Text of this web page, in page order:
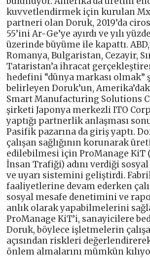
kuvvetlendirmek için kurulan
partneri olan Doruk, 2019’da
55’ini Ar-Ge’ye ayırdı ve yılı
üzerinde büyüme ile kapattı.
Romanya, Bulgaristan, Cezayir,
Tataristan’a ihracat
hedefini “dünya markası olmak”
belirleyen Doruk’un,
Smart Manufacturing Solutions
şirketi Japonya merkezli ITO
yaptığı partnerlik anlaşması
Pasifik pazarına da giriş yaptı.
çalışan sağlığının korunarak
edilebilmesi için ProManage KiT
İnsan Trafiği) adını verdiği
ve uyarı sistemini geliştirdi.
faaliyetlerine devam ederken
sosyal mesafe denetimini ve
anlık olarak yapabilmelerini
ProManage KiT’i, sanayicilere
Doruk, böylece işletmelerin
açısından riskleri
önlem almalarını mümkün